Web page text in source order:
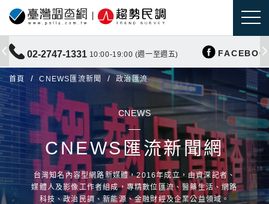
02-2747-1331 10:00-19:00 (週一至週五)
首頁 CNEWS匯流新聞 政治匯流
CNEWS
CNEWS匯流新聞網
台灣知名內容型網路新媒體，2016年成立，由資深記者、
媒體人及影像工作者組成，專精數位匯流、醫藥生活、網路
科技、政治民調、新能源、金融財經及企業公益領域。